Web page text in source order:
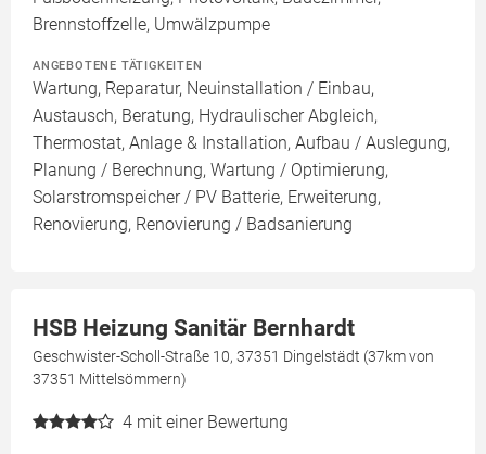
Brennstoffzelle, Umwälzpumpe
ANGEBOTENE TÄTIGKEITEN
Wartung, Reparatur, Neuinstallation / Einbau,
Austausch, Beratung, Hydraulischer Abgleich,
Thermostat, Anlage & Installation, Aufbau / Auslegung,
Planung / Berechnung, Wartung / Optimierung,
Solarstromspeicher / PV Batterie, Erweiterung,
Renovierung, Renovierung / Badsanierung
HSB Heizung Sanitär Bernhardt
Geschwister-Scholl-Straße 10, 37351 Dingelstädt (37km von
37351 Mittelsömmern)
4 mit einer Bewertung